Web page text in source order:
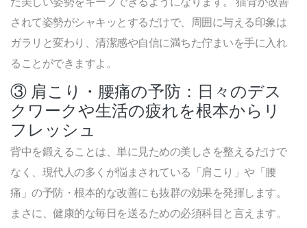
されて姿勢がシャキッとするだけで、周囲に与える印象は
ガラリと変わり、清潔感や自信に満ちた佇まいを手に入れ
ることができますよ。
③ 肩こり・腰痛の予防：日々のデス
クワークや生活の疲れを根本からリ
フレッシュ
背中を鍛えることは、単に見ための美しさを整えるだけで
なく、現代人の多くが悩まされている「肩こり」や「腰
痛」の予防・根本的な改善にも抜群の効果を発揮します。
まさに、健康的な毎日を送るための必須科目と言えます。